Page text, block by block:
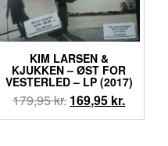
KIM LARSEN &
KJUKKEN – ØST FOR
VESTERLED – LP (2017)
179,95kr. Den
oprindelige
169,95 kr.Den
aktuelle